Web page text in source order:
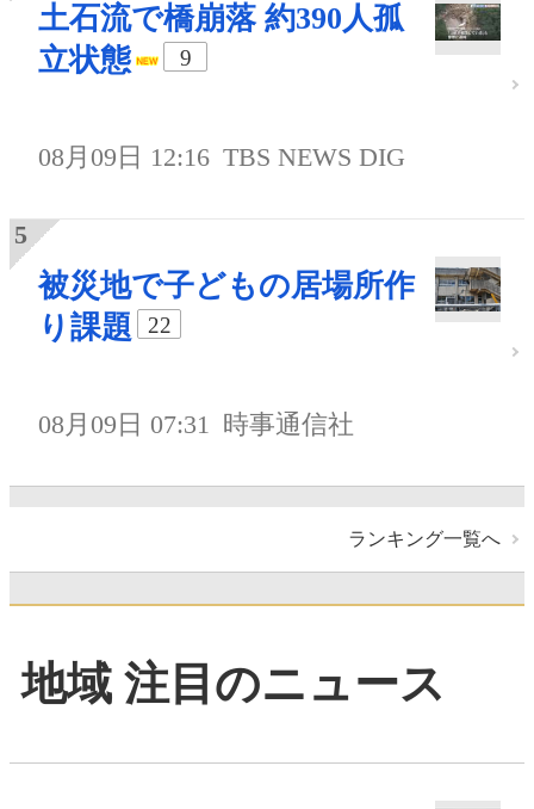
土石流で橋崩落 約390人孤
立状態
9
08月09日 12:16 TBS NEWS DIG
被災地で子どもの居場所作
り課題
22
08月09日 07:31 時事通信社
ランキング一覧へ
地域 注目のニュース